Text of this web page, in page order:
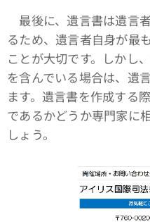
最後に、遺言書は遺言
るため、遺言者自身が最
ことが大切です。しかし
を含んでいる場合は、遺
ます。遺言書を作成する
であるかどうか専門家に
しょう。